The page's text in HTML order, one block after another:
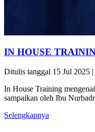
IN HOUSE
Ditulis tanggal 15 Jul 2025
In House Training
sampaikan oleh Ibu
Selengkapnya